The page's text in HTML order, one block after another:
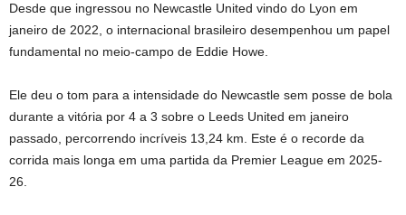
Desde que ingressou no Newcastle United vindo do Lyon em
janeiro de 2022, o internacional brasileiro desempenhou um papel
fundamental no meio-campo de Eddie Howe.
Ele deu o tom para a intensidade do Newcastle sem posse de bola
durante a vitória por 4 a 3 sobre o Leeds United em janeiro
passado, percorrendo incríveis 13,24 km. Este é o recorde da
corrida mais longa em uma partida da Premier League em 2025-
26.